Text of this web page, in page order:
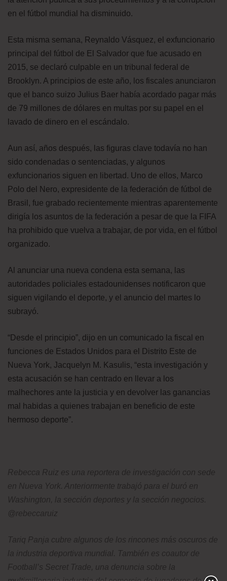
en el fútbol mundial ha disminuido.
Esta misma semana, Reynaldo Vásquez, el exfuncionario
principal del fútbol de El Salvador que fue acusado en
2015, se declaró culpable en un tribunal federal de
Brooklyn. A principios de este año, los fiscales anunciaron
que el banco suizo Julius Baer había acordado pagar más
de 79 millones de dólares en multas por su papel en el
lavado de dinero en el escándalo.
Aun así, años después, las figuras clave todavía no han
sido condenadas o sentenciadas, y algunos
exfuncionarios siguen en libertad. Uno de ellos, Marco
Polo del Nero, expresidente de la federación de fútbol de
Brasil, fue grabado recientemente mientras aparentemente
dirigía los asuntos de la federación a pesar de que la FIFA
ha prohibido que vuelva a trabajar, de por vida, en el fútbol
organizado.
Al anunciar una nueva condena esta semana, las
autoridades policiales estadounidenses notificaron que
siguen vigilando el deporte, y el anuncio del martes lo
subrayó.
“Desde el principio”, dijo en un comunicado la fiscal en
funciones de Estados Unidos para el Distrito Este de
Nueva York, Jacquelyn M. Kasulis, “esta investigación y
esta acusación se han centrado en llevar a los
malhechores ante la justicia y en devolver las ganancias
mal habidas a quienes trabajan en beneficio de este
hermoso deporte”.
Rebecca Ruiz es una reportera de investigación con sede
en Nueva York. Anteriormente trabajó para el buró en
Washington, la sección deportes y la sección negocios.
@rebeccaruiz
Tariq Panja cubre algunos de los rincones más oscuros de
la industria deportiva mundial. También es coautor de
Football’s Secret Trade, una denuncia sobre la